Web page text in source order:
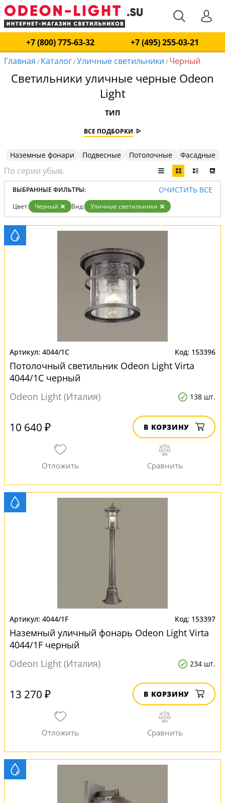
+7 (800) 775-63-32
+7 (495) 255-03-21
Главная / Каталог/Уличные светильники / Черный
Светильники уличные черные Odeon
Light
ТИП
ВСЕ ПОДБОРКИ
Наземные фонари Подвесные Потолочные Фасадные
ВЫБРАННЫЕ ФИЛЬТРЫ: ОЧИСТИТЬ ВСЕ
Цвет: Черный Вид: Уличные светильники
4044/1C 153396
Потолочный светильник Odeon Light Virta
4044/1C черный
Odeon Light (Италия)
138 шт.
10 640 ₽ В КОРЗИНУ
4044/1F 153397
Наземный уличный фонарь Odeon Light Virta
4044/1F черный
Odeon Light (Италия)
234 шт.
13 270 ₽ В КОРЗИНУ